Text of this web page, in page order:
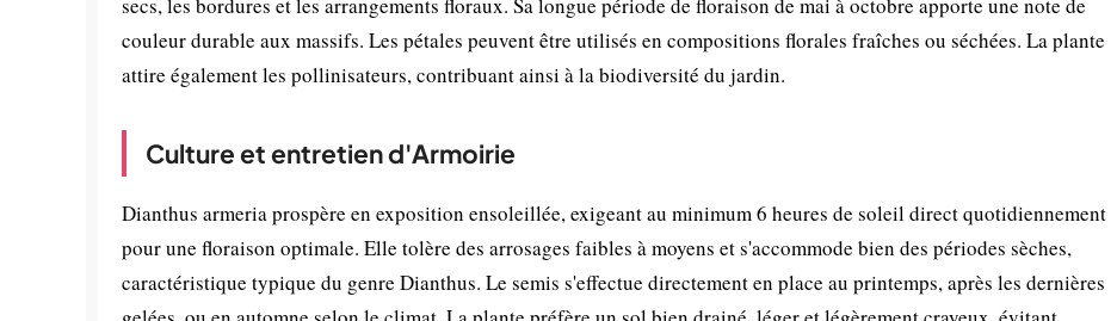
couleur durable aux massifs. Les pétales peuvent être utilisés en compositions florales fraîches ou séchées. La plante
attire également les pollinisateurs, contribuant ainsi à la biodiversité du jardin.
Culture et entretien d'Armoirie
Dianthus armeria prospère en exposition ensoleillée, exigeant au minimum 6 heures de soleil direct quotidiennement
pour une floraison optimale. Elle tolère des arrosages faibles à moyens et s'accommode bien des périodes sèches,
caractéristique typique du genre Dianthus. Le semis s'effectue directement en place au printemps, après les dernières